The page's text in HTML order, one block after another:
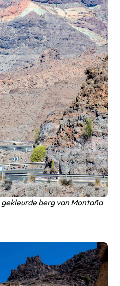
berg van Montaña